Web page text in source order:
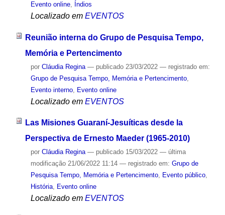
Evento online, Índios
Localizado em EVENTOS
Reunião interna do Grupo de Pesquisa Tempo,
Memória e Pertencimento
por Cláudia Regina — publicado23/03/2022 — registrado em:
Grupo de Pesquisa Tempo, Memória e Pertencimento,
Evento interno, Evento online
Localizado em EVENTOS
Las Misiones Guaraní-Jesuíticas desde la
Perspectiva de Ernesto Maeder (1965-2010)
por Cláudia Regina — publicado15/03/2022 — última
modificação21/06/2022 11:14 — registrado em: Grupo de
Pesquisa Tempo, Memória e Pertencimento, Evento público,
História, Evento online
Localizado em EVENTOS